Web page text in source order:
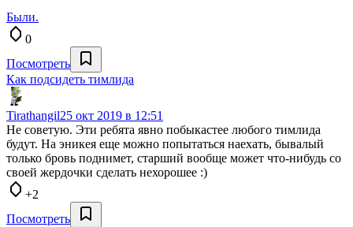
Были.
0
Посмотреть
Как подсидеть тимлида
Tirathangil25 окт 2019 в 12:51
Не советую. Эти ребята явно побыкастее любого тимлида
будут. На эникея еще можно попытаться наехать, бывалый
только бровь поднимет, старший вообще может что-нибудь со
своей жердочки сделать нехорошее :)
+2
Посмотреть